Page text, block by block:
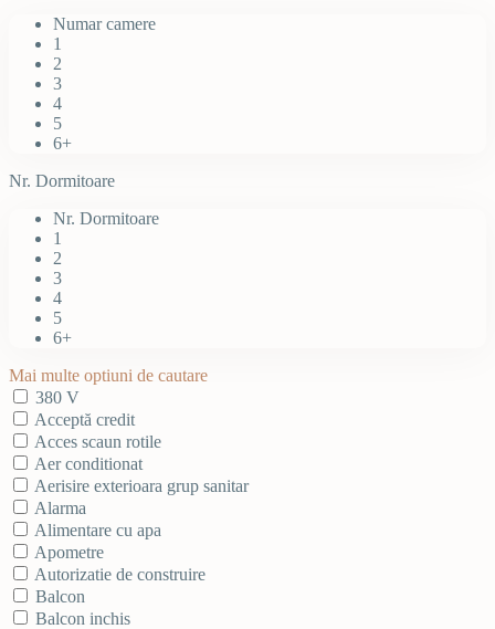
Numar camere
1
2
3
4
5
6+
Nr. Dormitoare
Nr. Dormitoare
1
2
3
4
5
6+
Mai multe optiuni de cautare
380 V
Acceptă credit
Acces scaun rotile
Aer conditionat
Aerisire exterioara grup sanitar
Alarma
Alimentare cu apa
Apometre
Autorizatie de construire
Balcon
Balcon inchis